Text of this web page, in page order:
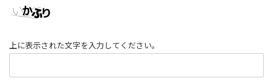
上に表示された文字を入力してください。